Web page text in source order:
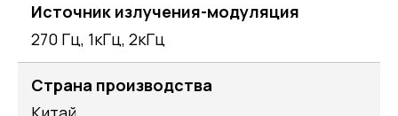
Источник излучения-модуляция
270 Гц, 1кГц, 2кГц
Страна производства